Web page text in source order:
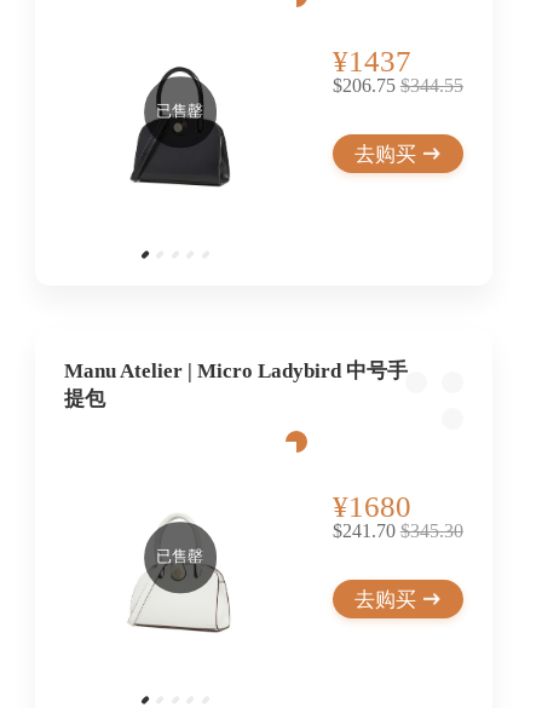
已售罄
¥1437
$206.75 $344.55
去购买
Manu Atelier | Micro Ladybird 中号手
提包
已售罄
¥1680
$241.70 $345.30
去购买